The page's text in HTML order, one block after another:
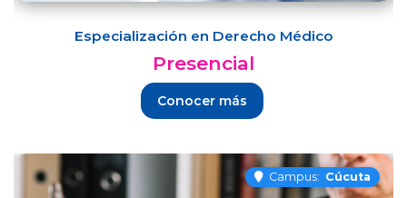
Especialización en Derecho Médico
Presencial
Conocer más
Campus: Cúcuta